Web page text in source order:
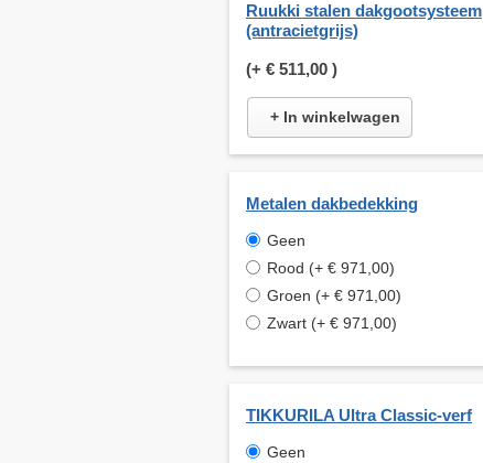
Ruukki stalen dakgootsysteem
(antracietgrijs)
(+ € 511,00 )
+ In winkelwagen
Metalen dakbedekking
Geen
Rood (+ € 971,00)
Groen (+ € 971,00)
Zwart (+ € 971,00)
TIKKURILA Ultra Classic-verf
Geen